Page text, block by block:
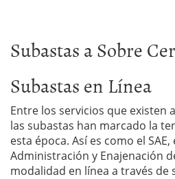
Subastas a Sobre
Subastas en Línea
Entre los servicios que existen
las subastas han marcado la
esta época. Así es como el
Administración y Enajenación
modalidad en línea a través